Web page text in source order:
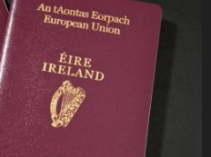
Bahasa Indonesia